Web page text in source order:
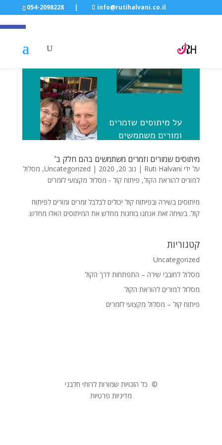
054-2098228| info@rutihalvani.co.il
מיתוסים שמורים וזמרים משתמשים בהם חלק ב’
על ידי Ruti Halvani
| נוב 20, 2020 |
Uncategorized
, מסלול
למורים להוראת הקול, פיתוח קול - מסלול מקצועי לזמרים
מיתוסים בשירה ובפיתוח קול יכולים לבלבל זמרים ומורים לפיתוח
קול. בשיחה זאת אנחנו בוחנות מחדש את המיתוסים האלו מחדש.
קטגוריות
Uncategorized
מסלול לחובבי שירה – התפתחות דרך הקול
מסלול למורים להוראת הקול
פיתוח קול – מסלול מקצועי לזמרים
© כל הזכויות שמורות לרותי חלבני
מדיניות פרטיות
פתח